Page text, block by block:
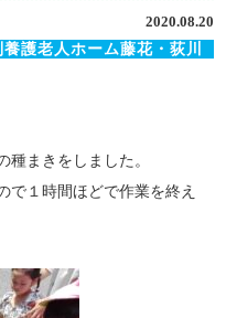
2020.08.20
養護老人ホーム藤花・荻川
まきをしました。
で１時間ほどで作業を終え